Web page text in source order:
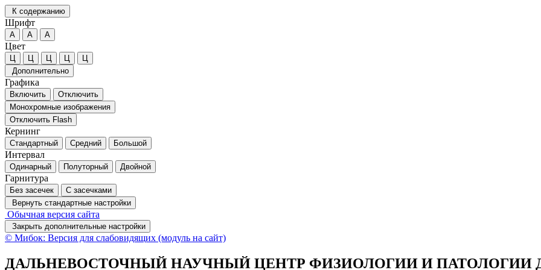
К содержанию
Шрифт
А А А
Цвет
Ц Ц Ц Ц
Ц
Дополнительно
Графика
Включить
Отключить
Монохромные изображения
Отключить Flash
Кернинг
Стандартный Средний Большой
Интервал
Одинарный Полуторный Двойной
Гарнитура
Без засечек
С засечками
Вернуть стандартные настройки
Обычная версия сайта
Закрыть дополнительные настройки
© Мибок: Версия для слабовидящих (модуль на сайт)
ДАЛЬНЕВОСТОЧНЫЙ НАУЧНЫЙ ЦЕНТР ФИЗИОЛОГИИ И ПАТОЛОГИИ